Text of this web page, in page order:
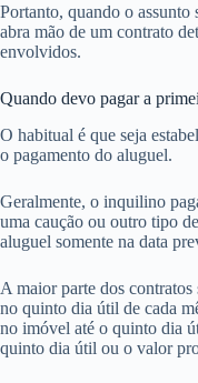
Portanto, quando o assunto
abra mão de um contrato
envolvidos.
Quando devo pagar a
O habitual é que seja
o pagamento do aluguel.
Geralmente, o inquilino
uma caução ou outro tipo
aluguel somente na data
A maior parte dos
no quinto dia útil de cada
no imóvel até o quinto dia
quinto dia útil ou o valor